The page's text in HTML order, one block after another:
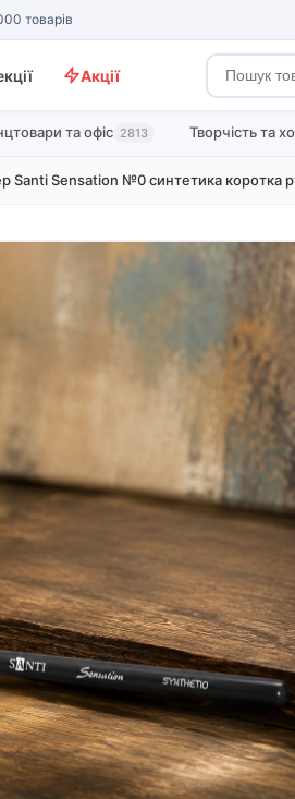
товарів
Акції
та офіс 2813 Творчість та
Santi Sensation №0 синтетика коротка